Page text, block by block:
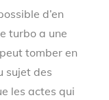
d’en
turbo a une
tomber en
sujet des
les actes qui